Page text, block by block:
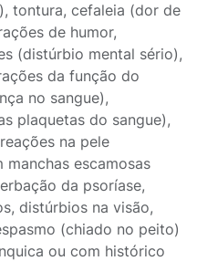
tontura, cefaleia (dor de
de humor,
(distúrbio mental sério),
da função do
no sangue),
plaquetas do sangue),
na pele
manchas escamosas
da psoríase,
distúrbios na visão,
(chiado no peito)
ou com histórico